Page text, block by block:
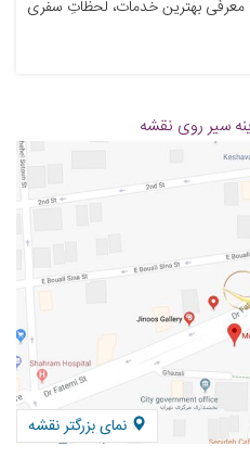
معرفی بهترین خدمات، لحظاتِ سفری
سیر روی نقشه
نمای بزرگتر نقشه